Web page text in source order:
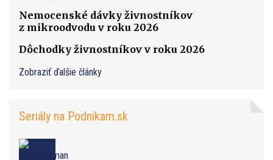
Nemocenské dávky živnostníkov
z mikroodvodu v roku 2026
Dôchodky živnostníkov v roku 2026
Zobraziť ďalšie články
Seriály na Podnikam.sk